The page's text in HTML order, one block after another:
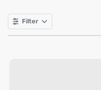
Filter